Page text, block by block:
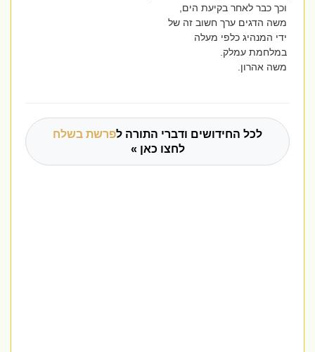
וכך כבר לאחר בקיעת הים,
משה הדגים ערך חשוב זה של
ידי המנהיג כלפי מעלה
במלחמת עמלק.
משה אהרון.
לכל החידושים ודברי התורה לפרשת בשלח
לחצו כאן »